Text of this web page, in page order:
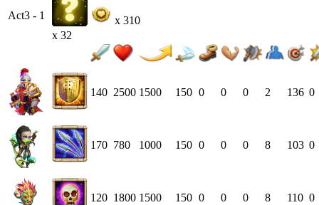
Act3 - 1
x 32
x 310
140 2500 1500 150 0 0 0 2 136 0
170 780 1000 150 0 0 0 8 103 0
120 1800 1500 150 0 0 0 8 110 0